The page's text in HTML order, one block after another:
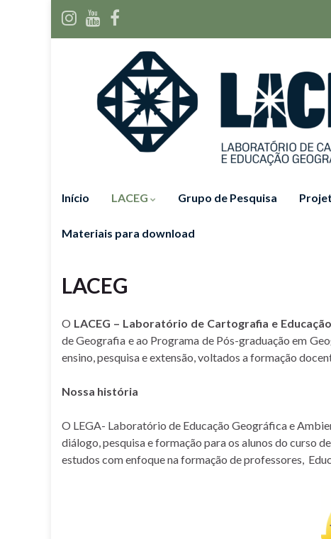
Início LACEG Grupo de Pesquisa
Materiais para download
LACEG
O LACEG – Laboratório de Cartografia e
de Geografia e ao Programa de Pós-graduação em
ensino, pesquisa e extensão, voltados a formação
Nossa história
O LEGA- Laboratório de Educação Geográfica e
diálogo, pesquisa e formação para os alunos do curso
estudos com enfoque na formação de professores,